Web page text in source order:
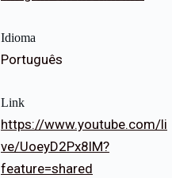
Idioma
Português
Link
https://www.youtube.com/li
ve/UoeyD2Px8lM?
feature=shared